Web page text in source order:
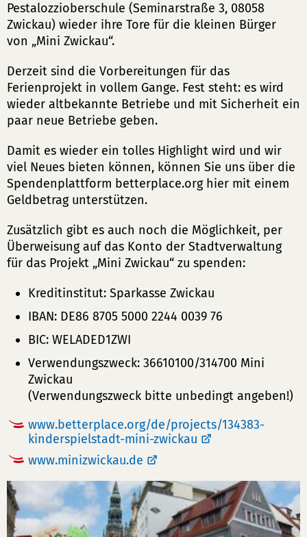
Pestalozzioberschule (Seminarstraße 3, 08058
Zwickau) wieder ihre Tore für die kleinen Bürger
von „Mini Zwickau“.
Derzeit sind die Vorbereitungen für das
Ferienprojekt in vollem Gange. Fest steht: es wird
wieder altbekannte Betriebe und mit Sicherheit ein
paar neue Betriebe geben.
Damit es wieder ein tolles Highlight wird und wir
viel Neues bieten können, können Sie uns über die
Spendenplattform betterplace.org hier mit einem
Geldbetrag unterstützen.
Zusätzlich gibt es auch noch die Möglichkeit, per
Überweisung auf das Konto der Stadtverwaltung
für das Projekt „Mini Zwickau“ zu spenden:
Kreditinstitut: Sparkasse Zwickau
IBAN: DE86 8705 5000 2244 0039 76
BIC: WELADED1ZWI
Verwendungszweck: 36610100/314700 Mini
Zwickau
(Verwendungszweck bitte unbedingt angeben!)
www.betterplace.org/de/projects/134383-
kinderspielstadt-mini-zwickau
www.minizwickau.de